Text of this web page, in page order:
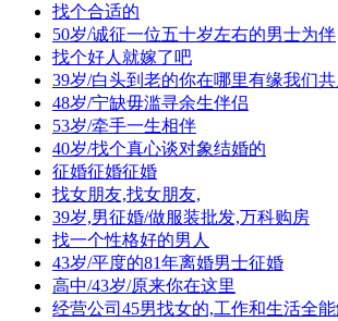
找个合适的
50岁/诚征一位五十岁左右的男士为伴
找个好人就嫁了吧
39岁/白头到老的你在哪里有缘我们
48岁/宁缺毋滥寻余生伴侣
53岁/牵手一生相伴
40岁/找个真心谈对象结婚的
征婚征婚征婚
找女朋友,找女朋友,
39岁,男征婚/做服装批发,万科购房
找一个性格好的男人
43岁/平度的81年离婚男士征婚
高中/43岁/原来你在这里
经营公司45男找女的,工作和生活全